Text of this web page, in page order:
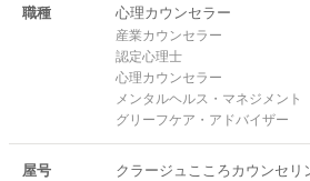
職種 心理カウンセラー
産業カウンセラー
認定心理士
心理カウンセラー
メンタルヘルス・マネジメント
グリーフケア・アドバイザー
屋号 クラージュこころカウンセリ